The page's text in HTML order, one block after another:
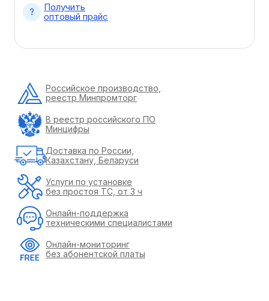
Получить
оптовый прайс
Российское производство,
реестр Минпромторг
В реестр российского ПО
Минцифры
Доставка по России,
Казахстану, Беларуси
Услуги по установке
без простоя ТС, от 3 ч
Онлайн-поддержка
техническими специалистами
Онлайн-мониторинг
без абонентской платы